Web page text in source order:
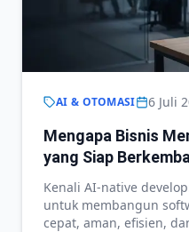
AI & OTOMASI 6 Juli
Mengapa Bisnis
yang Siap
Kenali AI-native
untuk membangun
cepat, aman, efisien,